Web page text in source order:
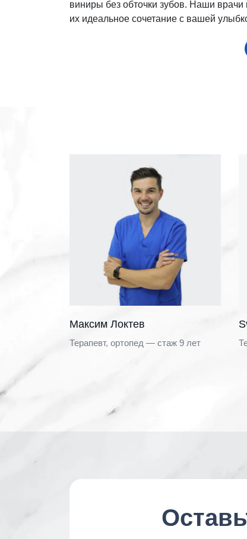
виниры без обточки зубов. Наши
их идеальное сочетание с вашей
Максим Локтев
Терапевт, ортопед — стаж 9 лет